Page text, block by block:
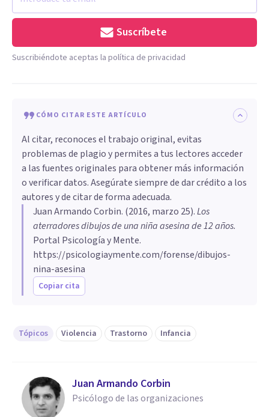
Suscríbete
Suscribiéndote aceptas la política de privacidad
CÓMO CITAR ESTE ARTÍCULO
Al citar, reconoces el trabajo original, evitas
problemas de plagio y permites a tus lectores acceder
a las fuentes originales para obtener más información
o verificar datos. Asegúrate siempre de dar crédito a los
autores y de citar de forma adecuada.
Juan Armando Corbin. (2016, marzo 25).​Los
aterradores dibujos de una niña asesina de 12 años.
Portal Psicología y Mente.
https://psicologiaymente.com/forense/dibujos-
nina-asesina
Copiar cita
Tópicos Violencia Trastorno Infancia
Juan Armando Corbin
Psicólogo de las organizaciones